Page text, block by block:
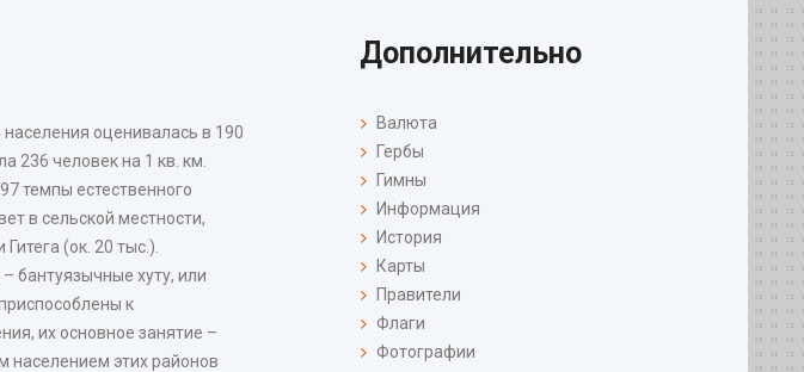
оценивалась в 190
236 человек на 1 кв. км.
темпы естественного
в сельской местности,
(ок. 20 тыс.).
бантуязычные хуту, или
к
их основное занятие –
населением этих районов
Дополнительно
Валюта
Гербы
Гимны
Информация
История
Карты
Правители
Флаги
Фотографии